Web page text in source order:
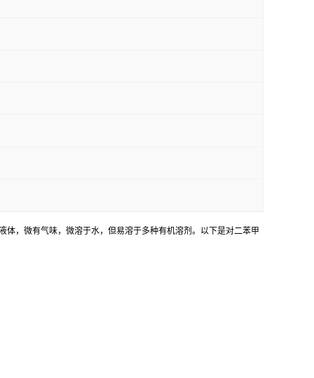
体，微有气味，微溶于水，但易溶于多种有机溶剂。以下是对二苯甲